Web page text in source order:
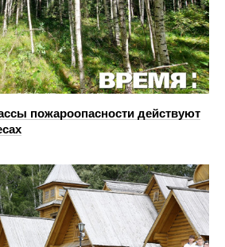
пожароопасности действуют